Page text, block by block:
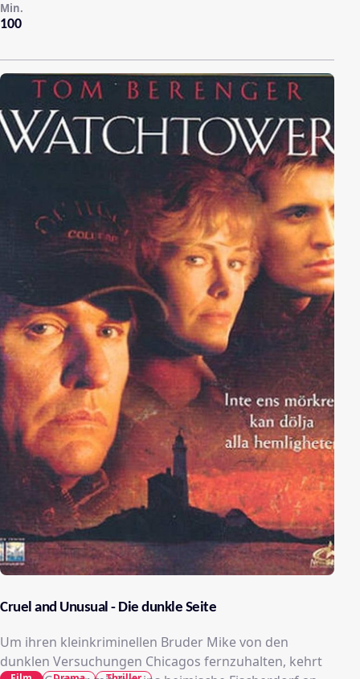
100
Min.
Cruel and Unusual - Die dunkle Seite
Um ihren kleinkriminellen Bruder Mike von den
dunklen Versuchungen Chicagos fernzuhalten, kehrt